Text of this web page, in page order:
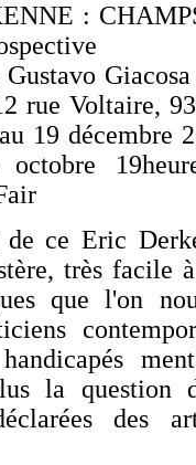
:
Giacosa
rue Voltaire,
19 décembre
octobre
ce Eric
très facile
que l'on
la question
des